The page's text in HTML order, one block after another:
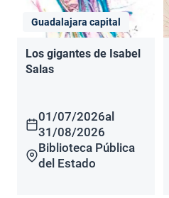
Guadalajara capital
Los gigantes de Isabel
Salas
01/07/2026al
31/08/2026
Biblioteca Pública
del Estado